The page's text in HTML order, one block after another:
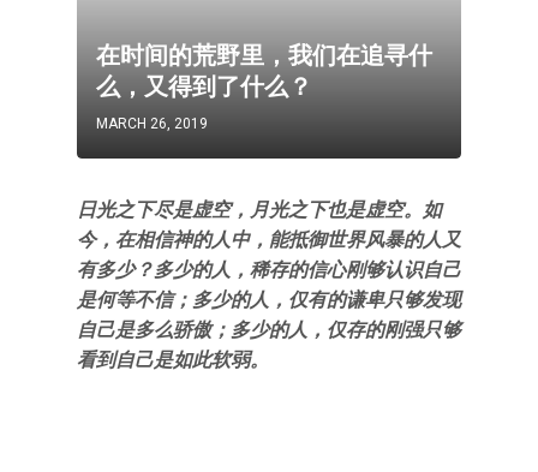
在时间的荒野里，我们在追寻什
么，又得到了什么？
MARCH 26, 2019
日光之下尽是虚空，月光之下也是虚空。如
今，在相信神的人中，能抵御世界风暴的人又
有多少？多少的人，稀存的信心刚够认识自己
是何等不信；多少的人，仅有的谦卑只够发现
自己是多么骄傲；多少的人，仅存的刚强只够
看到自己是如此软弱。